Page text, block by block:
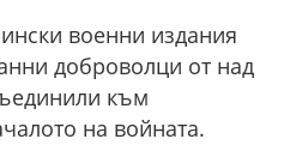
военни издания
доброволци от над
към
на войната.